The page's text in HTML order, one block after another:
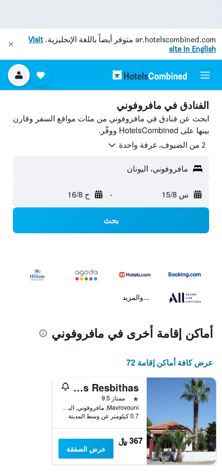
ar.hotelscombined.com متوفر أيضاً باللغة الإنجليزية.Visit
site in English
الفنادق في مافروفوني
ابحث عن فنادق في مافروفوني من مئات مواقع السفر وقارن
بينها على HotelsCombined ووفّر.
2 من الضيوف، غرفة واحدة
مافروفوني، اليونان
س 15/8 - ح 16/8
بحث
...والمزيد
أماكن إقامة أخرى في مافروفوني
عرض كافة أماكن إقامة 72
Studios Resbithas
نجمة واحدة
ممتاز 9.5
Mavrovouni, مافروفوني, اليونان
0.7 كيلومتر عن وسط المدينة
367 ﷼
عرض الصفقة